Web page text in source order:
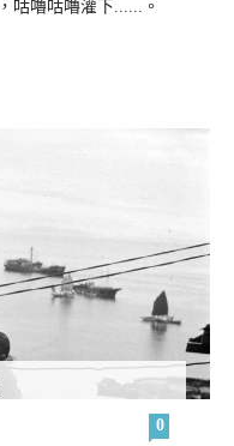
咕嚕咕嚕灌下......。
0